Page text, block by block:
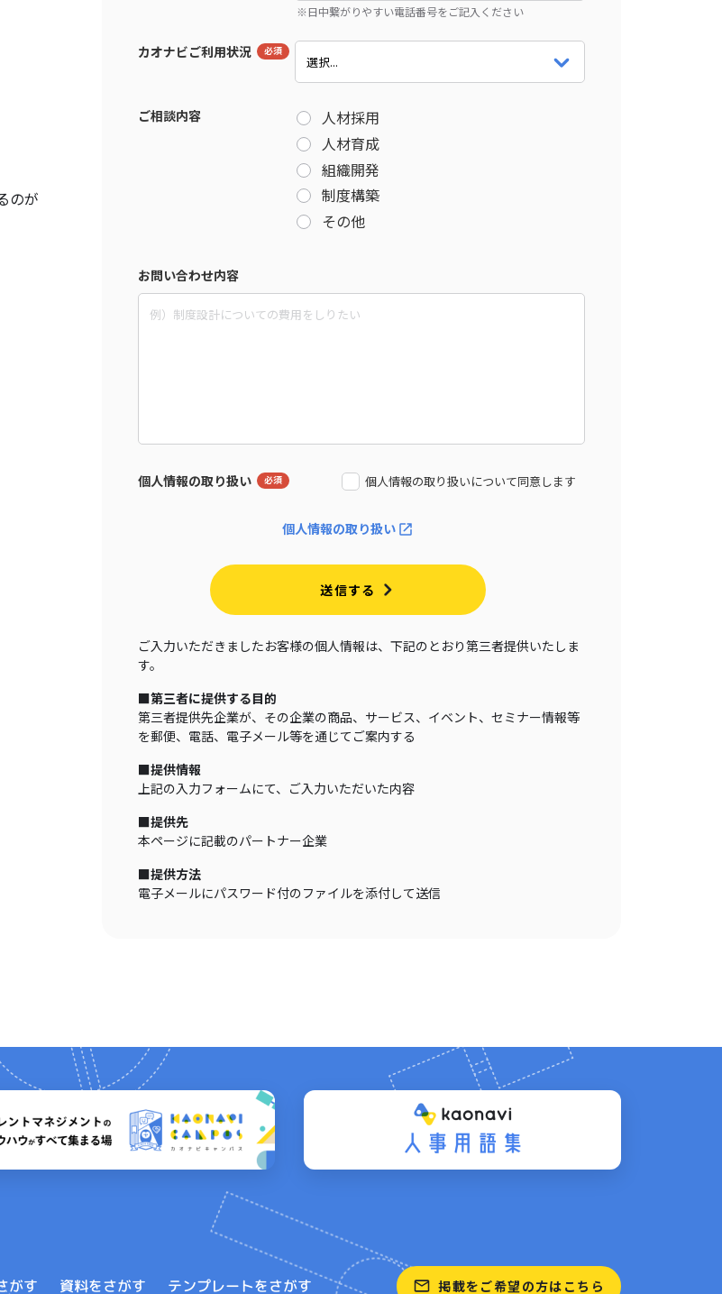
のが
カオナビご利用状況
ご相談内容
人材採用
人材育成
組織開発
制度構築
その他
お問い合わせ内容
個人情報の取り扱い 個人情報の取り扱いについて同意します
個人情報の取り扱い
送信する
ご入力いただきましたお客様の個人情報は、下記のとおり第三者提供いたしま
す。
■第三者に提供する目的
第三者提供先企業が、その企業の商品、サービス、イベント、セミナー情報等
を郵便、電話、電子メール等を通じてご案内する
■提供情報
上記の入力フォームにて、ご入力いただいた内容
■提供先
本ページに記載のパートナー企業
■提供方法
電子メールにパスワード付のファイルを添付して送信
がす 資料をさがす テンプレートをさがす 掲載をご希望の方はこちら